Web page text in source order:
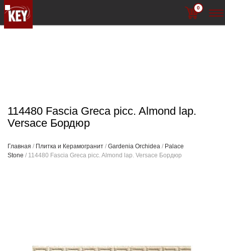
0
114480 Fascia Greca picc. Almond lap.
Versace Бордюр
Главная / Плитка и Керамогранит / Gardenia Orchidea / Palace
Stone / 114480 Fascia Greca picc. Almond lap. Versace Бордюр